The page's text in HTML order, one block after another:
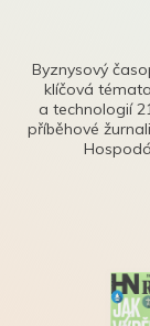
Byznysový
klíčová
a technologií
příběhové